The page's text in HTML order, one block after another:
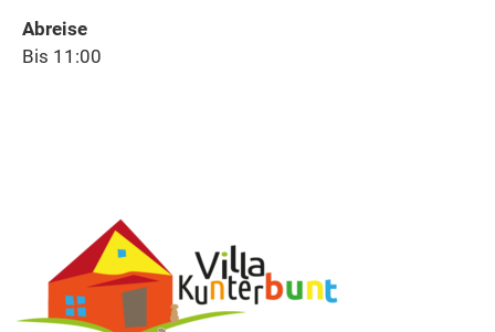
Kinder
Abreise
Bis 11:00